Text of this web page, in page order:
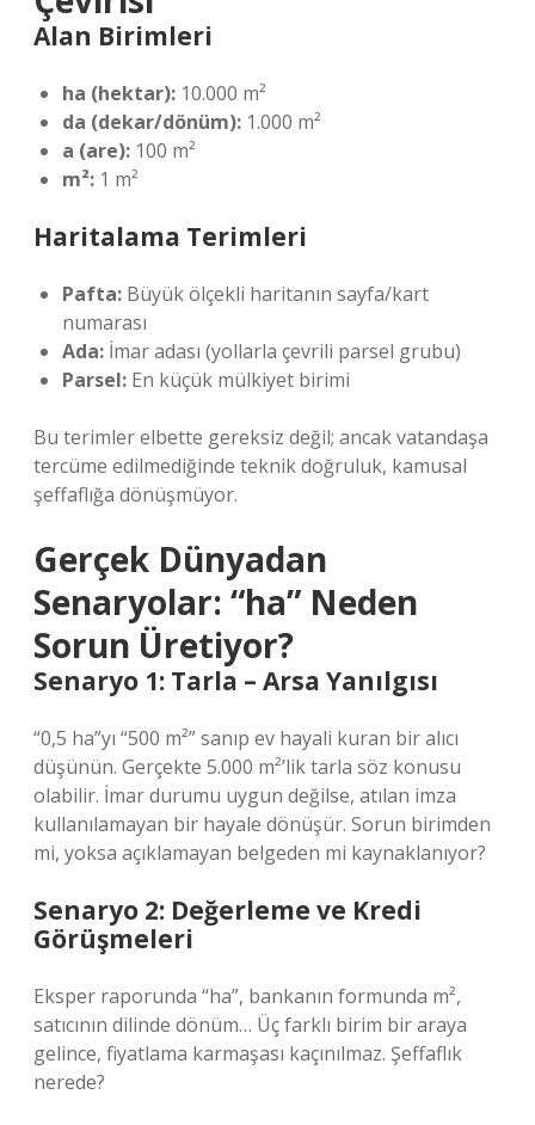
Alan Birimleri
ha (hektar): 10.000 m²
da (dekar/dönüm): 1.000 m²
a (are): 100 m²
m²: 1 m²
Haritalama Terimleri
Pafta: Büyük ölçekli haritanın sayfa/kart
numarası
Ada: İmar adası (yollarla çevrili parsel grubu)
Parsel: En küçük mülkiyet birimi
Bu terimler elbette gereksiz değil; ancak vatandaşa
tercüme edilmediğinde teknik doğruluk, kamusal
şeffaflığa dönüşmüyor.
Gerçek Dünyadan
Senaryolar: “ha” Neden
Sorun Üretiyor?
Senaryo 1: Tarla – Arsa Yanılgısı
“0,5 ha”yı “500 m²” sanıp ev hayali kuran bir alıcı
düşünün. Gerçekte 5.000 m²’lik tarla söz konusu
olabilir. İmar durumu uygun değilse, atılan imza
kullanılamayan bir hayale dönüşür. Sorun birimden
mi, yoksa açıklamayan belgeden mi kaynaklanıyor?
Senaryo 2: Değerleme ve Kredi
Görüşmeleri
Eksper raporunda “ha”, bankanın formunda m²,
satıcının dilinde dönüm… Üç farklı birim bir araya
gelince, fiyatlama karmaşası kaçınılmaz. Şeffaflık
nerede?